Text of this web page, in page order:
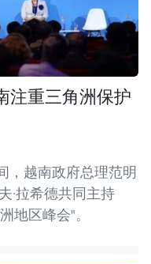
注重三角洲保护
，越南政府总理范明
·拉希德共同主持
地区峰会"。